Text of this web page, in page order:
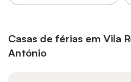
Casas de férias em Vila
António